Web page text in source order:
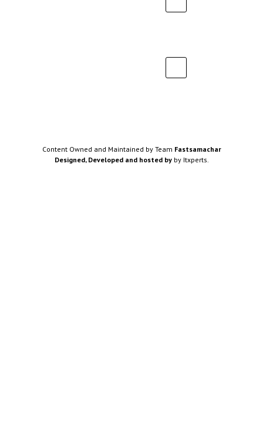
Content Owned and Maintained by Team Fastsamachar
Designed, Developed and hosted byby Itxperts.